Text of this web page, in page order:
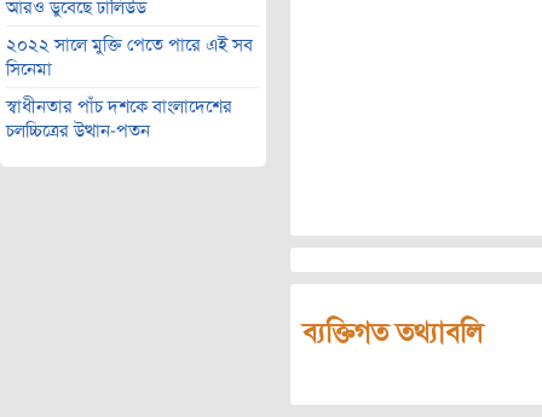
আরও ডুবেছে ঢালিউড
২০২২ সালে মুক্তি পেতে পারে এই সব
সিনেমা
স্বাধীনতার পাঁচ দশকে বাংলাদেশের
চলচ্চিত্রের উত্থান-পতন
ব্যক্তিগত তথ্যাবলি